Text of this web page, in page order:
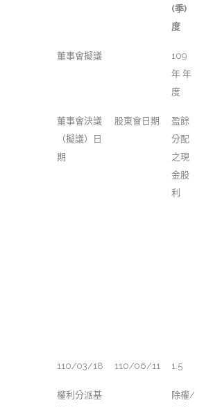
(季)
度
董事會擬議
109
年 年
度
董事會決議
（擬議）日
期
股東會日期
盈餘
分配
之現
金股
利
110/03/18 110/06/11 1.5
權利分派基
除權/